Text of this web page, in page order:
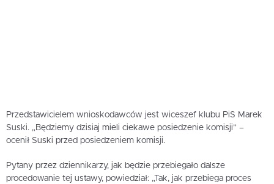
Przedstawicielem wnioskodawców jest wiceszef klubu PiS Marek
Suski. „Będziemy dzisiaj mieli ciekawe posiedzenie komisji” –
ocenił Suski przed posiedzeniem komisji.
Pytany przez dziennikarzy, jak będzie przebiegało dalsze
procedowanie tej ustawy, powiedział: „Tak, jak przebiega proces